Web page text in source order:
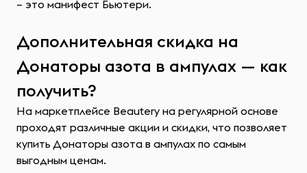
– это манифест Бьютери.
Дополнительная скидка на
Донаторы азота в ампулах — как
получить?
На маркетплейсе Beautery на регулярной основе
проходят различные акции и скидки, что позволяет
купить Донаторы азота в ампулах по самым
выгодным ценам.